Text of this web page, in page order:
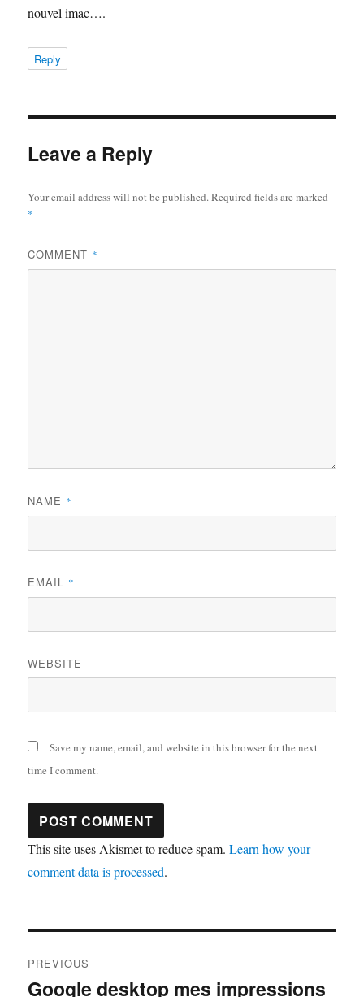
nouvel imac….
Reply
Leave a Reply
Your email address will not be published.Required fields are marked
*
COMMENT *
NAME *
EMAIL *
WEBSITE
Save my name, email, and website in this browser for the next
time I comment.
This site uses Akismet to reduce spam.Learn how your
comment data is processed.
navigation
PREVIOUS
Previous
Google desktop mes impressions